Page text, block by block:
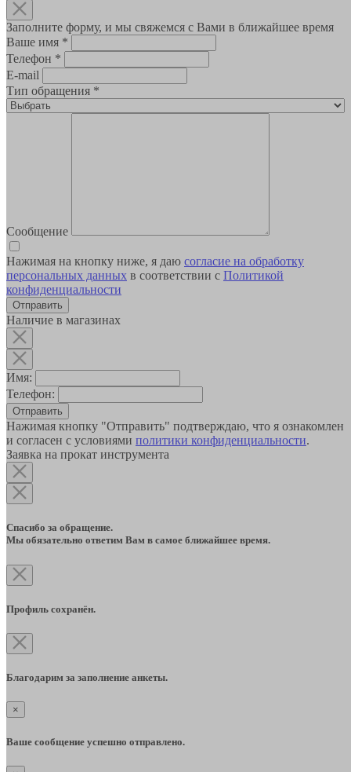
Заполните форму, и мы свяжемся с Вами в ближайшее время
Ваше имя *
Телефон *
E-mail
Тип обращения *
Сообщение
Нажимая на кнопку ниже, я даю согласие на обработку
персональных данных в соответствии с Политикой
конфиденциальности
Наличие в магазинах
Имя:
Телефон:
Отправить
Нажимая кнопку "Отправить" подтверждаю, что я ознакомлен
и согласен с условиями политики конфиденциальности.
Заявка на прокат инструмента
Спасибо за обращение.
Мы обязательно ответим Вам в самое ближайшее время.
Профиль сохранён.
Благодарим за заполнение анкеты.
×
Ваше сообщение успешно отправлено.